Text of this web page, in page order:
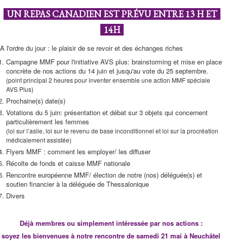
UN REPAS CANADIEN EST PRÉVU ENTRE 13 H ET
14H
A l'ordre du jour : le plaisir de se revoir et des échanges riches
Campagne MMF pour l'initiative AVS plus: brainstorming et mise en place
concrète de nos actions du 14 juin et jusqu'au vote du 25 septembre.
(point principal 2 heures pour inventer ensemble une action MMF spéciale
AVS Plus)
Prochaine(s) date(s)
Votations du 5 juin: présentation et débat sur 3 objets qui concernent
particulièrement les femmes
(loi sur l’asile, loi sur le revenu de base inconditionnel et loi sur la procréation
médicalement assistée)
Flyers MMF : comment les employer/ les diffuser
Récolte de fonds et caisse MMF nationale
Rencontre européenne MMF/ élection de notre (nos) déléguée(s) et
soutien financier à la déléguée de Thessalonique
Divers
Déjà membres ou simplement intéressée par nos actions :
soyez les bienvenues à notre rencontre de samedi 21 mai à Neuchâtel